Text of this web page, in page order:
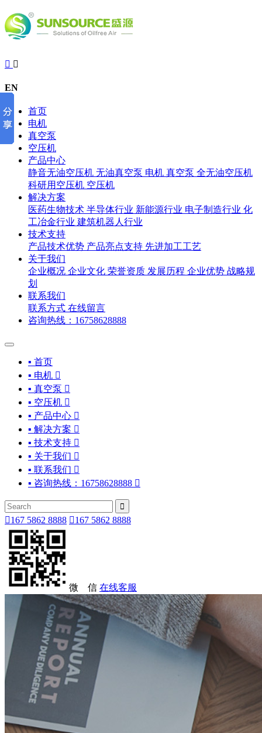
 
EN
首页
电机
真空泵
空压机
产品中心
静音无油空压机 无油真空泵 电机 真空泵 全无油空压机
科研用空压机 空压机
解决方案
医药生物技术 半导体行业 新能源行业 电子制造行业 化
工冶金行业 建筑机器人行业
技术支持
产品技术优势 产品亮点支持 先进加工工艺
关于我们
企业概况 企业文化 荣誉资质 发展历程 企业优势 战略规
划
联系我们
联系方式 在线留言
咨询热线：16758628888
▪ 首页
▪ 电机 
▪ 真空泵 
▪ 空压机 
▪ 产品中心 
▪ 解决方案 
▪ 技术支持 
▪ 关于我们 
▪ 联系我们 
▪ 咨询热线：16758628888 

167 5862 8888 167 5862 8888
微 信 在线客服